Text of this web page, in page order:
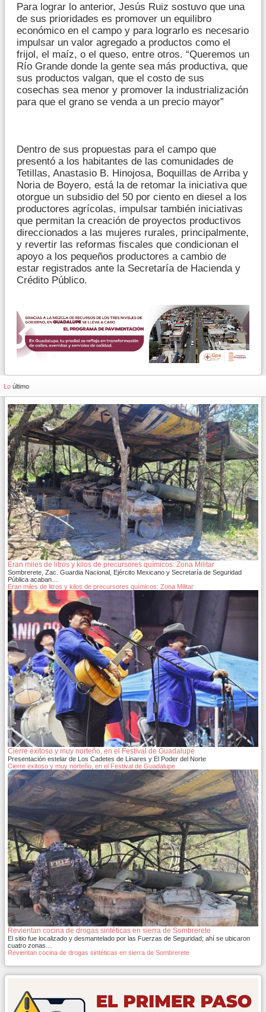
Para lograr lo anterior, Jesús Ruiz sostuvo que una
de sus prioridades es promover un equilibro
económico en el campo y para lograrlo es necesario
impulsar un valor agregado a productos como el
frijol, el maíz, o el queso, entre otros. “Queremos un
Río Grande donde la gente sea más productiva, que
sus productos valgan, que el costo de sus
cosechas sea menor y promover la industrialización
para que el grano se venda a un precio mayor”
Dentro de sus propuestas para el campo que
presentó a los habitantes de las comunidades de
Tetillas, Anastasio B. Hinojosa, Boquillas de Arriba y
Noria de Boyero, está la de retomar la iniciativa que
otorgue un subsidio del 50 por ciento en diesel a los
productores agrícolas, impulsar también iniciativas
que permitan la creación de proyectos productivos
direccionados a las mujeres rurales, principalmente,
y revertir las reformas fiscales que condicionan el
apoyo a los pequeños productores a cambio de
estar registrados ante la Secretaría de Hacienda y
Crédito Público.
Lo último
Eran miles de litros y kilos de precursores químicos: Zona Militar
Sombrerete, Zac. Guardia Nacional, Ejército Mexicano y Secretaría de Seguridad
Pública acaban…
Eran miles de litros y kilos de precursores químicos: Zona Militar
Cierre exitoso y muy norteño, en el Festival de Guadalupe
Presentación estelar de Los Cadetes de Linares y El Poder del Norte
Cierre exitoso y muy norteño, en el Festival de Guadalupe
Revientan cocina de drogas sintéticas en sierra de Sombrerete
El sitio fue localizado y desmantelado por las Fuerzas de Seguridad; ahí se ubicaron
cuatro zonas…
Revientan cocina de drogas sintéticas en sierra de Sombrerete